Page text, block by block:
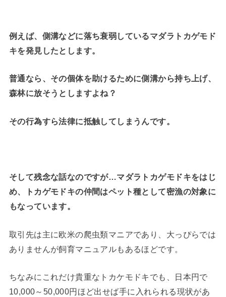
例えば、側溝などに落ち衰弱しているマダラトカゲモド
キを発見したとします。
普通なら、その個体を助けるために側溝から持ち上げ、
森林に放そうとしますよね？
その行為すら法律に抵触してしまうんです。
そして残念な話なのですが…マダラトカゲモドキをはじ
め、トカゲモドキの仲間はペット種として密漁の対象に
もなっています。
取引先は主に欧米の爬虫類マニアであり、大っぴらでは
ありませんが飼育マニュアルもあるほどです。
ちなみにこれだけ貴重なトカケモドキでも、日本円で
10,000～50,000円ほど出せば手に入れられる現状があ